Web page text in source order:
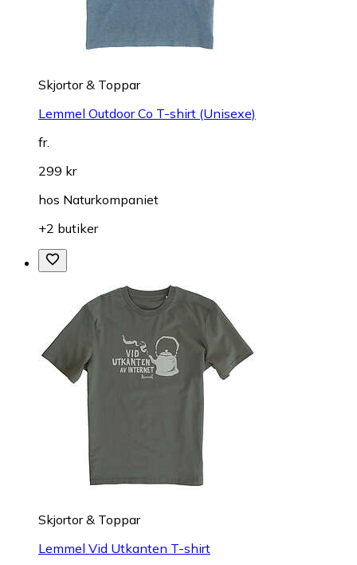
Skjortor & Toppar
Lemmel Outdoor Co T-shirt (Unisexe)
fr.
299 kr
hos Naturkompaniet
+2 butiker
Skjortor & Toppar
Lemmel Vid Utkanten T-shirt